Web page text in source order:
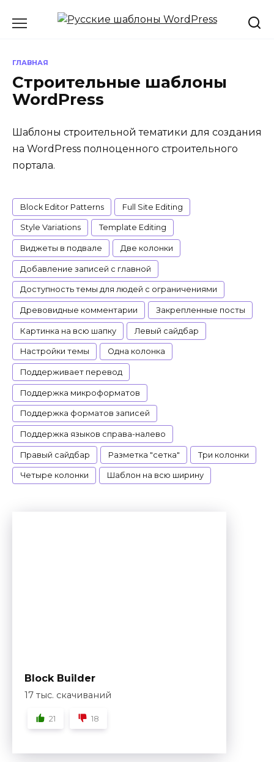
ГЛАВНАЯ
Строительные шаблоны
WordPress
Шаблоны строительной тематики для создания
на WordPress полноценного строительного
портала.
Block Editor Patterns Full Site Editing
Style Variations Template Editing
Виджеты в подвале Две колонки
Добавление записей с главной
Доступность темы для людей с ограничениями
Древовидные комментарии Закрепленные посты
Картинка на всю шапку Левый сайдбар
Настройки темы Одна колонка
Поддерживает перевод
Поддержка микроформатов
Поддержка форматов записей
Поддержка языков справа-налево
Правый сайдбар Разметка "сетка" Три колонки
Четыре колонки Шаблон на всю ширину
Block Builder
17 тыс. скачиваний
21 18